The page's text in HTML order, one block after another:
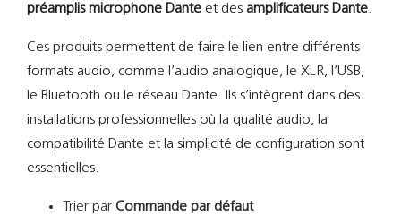
Support
préamplis microphone Dante et des amplificateurs Dante.
Ces produits permettent de faire le lien entre différents
formats audio, comme l’audio analogique, le XLR, l’USB,
le Bluetooth ou le réseau Dante. Ils s’intègrent dans des
installations professionnelles où la qualité audio, la
compatibilité Dante et la simplicité de configuration sont
essentielles.
Trier par Commande par défaut